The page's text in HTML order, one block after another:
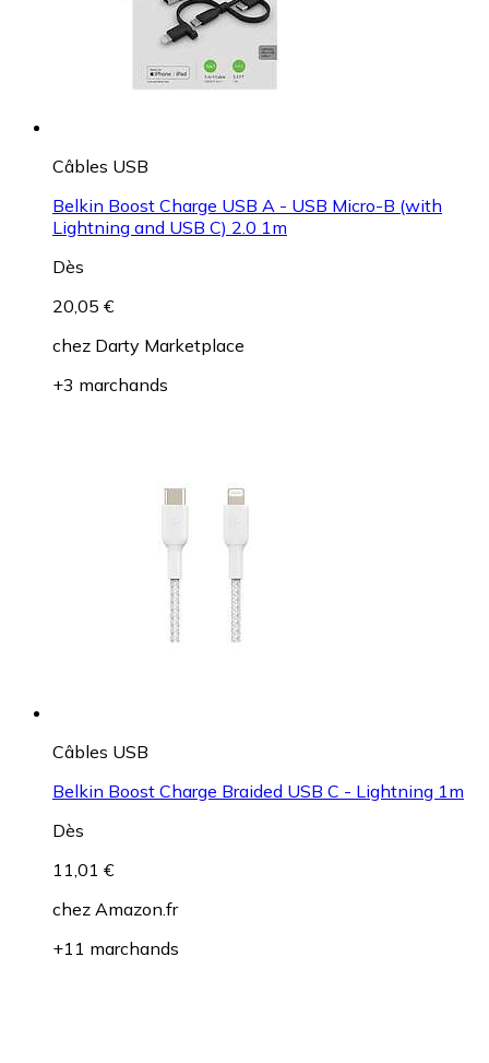
Câbles USB
Belkin Boost Charge USB A - USB Micro-B (with
Lightning and USB C) 2.0 1m
Dès
20,05 €
chez Darty Marketplace
+3 marchands
Câbles USB
Belkin Boost Charge Braided USB C - Lightning 1m
Dès
11,01 €
chez Amazon.fr
+11 marchands